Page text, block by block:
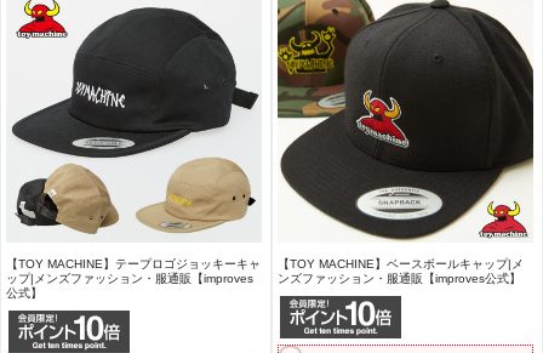
【TOY MACHINE】テープロゴジョッキーキャ
ップ|メンズファッション・服通販【improves
公式】
【TOY MACHINE】ベースボールキャップ|メ
ンズファッション・服通販【improves公式】